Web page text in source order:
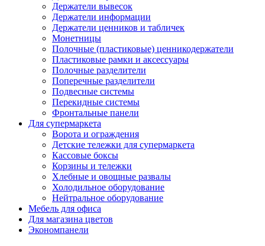
Держатели вывесок
Держатели информации
Держатели ценников и табличек
Монетницы
Полочные (пластиковые) ценникодержатели
Пластиковые рамки и аксессуары
Полочные разделители
Поперечные разделители
Подвесные системы
Перекидные системы
Фронтальные панели
Для супермаркета
Ворота и ограждения
Детские тележки для супермаркета
Кассовые боксы
Корзины и тележки
Хлебные и овощные развалы
Холодильное оборудование
Нейтральное оборудование
Мебель для офиса
Для магазина цветов
Экономпанели